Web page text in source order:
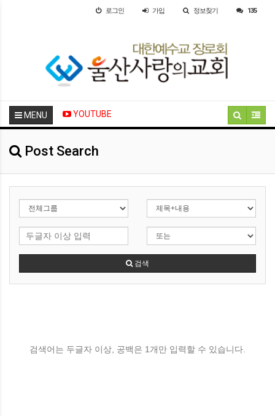
로그인 가입 정보찾기 135
MENU YOUTUBE
Post Search
검색
검색어는 두글자 이상, 공백은 1개만 입력할 수 있습니다.